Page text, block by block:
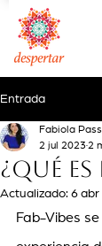
Entrada
¿Qué es
Fabiola
2 jul 2023 2
Actualizado: 6 abr
Fab-Vibes